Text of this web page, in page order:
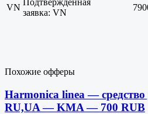
VN
заявка: VN
Похожие офферы
Harmonica linea —
RU,UA — KMA — 700 RUB